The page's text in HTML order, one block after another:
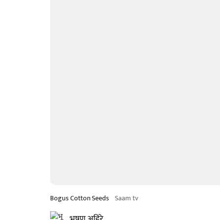
Bogus Cotton Seeds Saam tv